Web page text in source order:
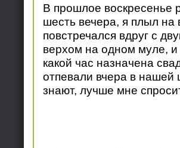
В прошлое воскресенье
шесть вечера, я плыл на
повстречался вдруг с
верхом на одном муле,
какой час назначена
отпевали вчера в нашей
знают, лучше мне